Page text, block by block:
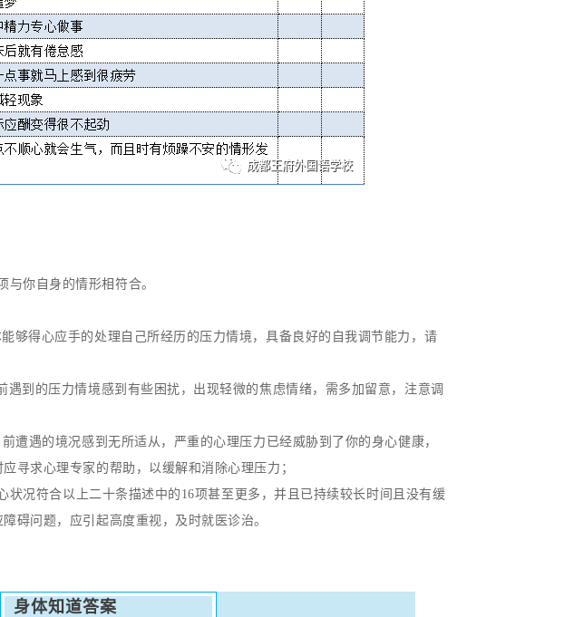
与你自身的情形相符合。
够得心应手的处理自己所经历的压力情境，具备良好的自我调节能力，请
遇到的压力情境感到有些困扰，出现轻微的焦虑情绪，需多加留意，注意调
遭遇的境况感到无所适从，严重的心理压力已经威胁到了你的身心健康，
寻求心理专家的帮助，以缓解和消除心理压力；
状况符合以上二十条描述中的16项甚至更多，并且已持续较长时间且没有缓
碍问题，应引起高度重视，及时就医诊治。
身体知道答案